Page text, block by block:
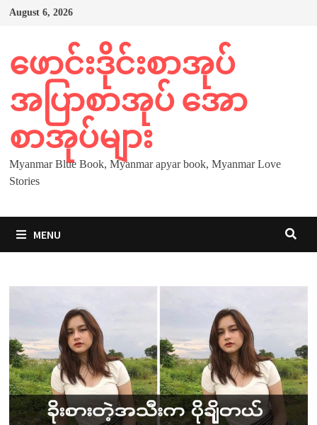
Skip
August 6, 2026
ဖောင်းဒိုင်းစာအုပ်
အပြာစာအုပ် အော
စာအုပ်များ
Myanmar Blue Book, Myanmar apyar book, Myanmar Love
Stories
MENU